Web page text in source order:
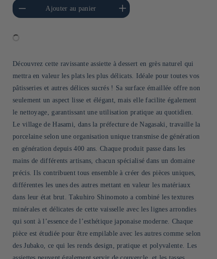
quantité de Default
Title
Ajouter au panier
Augmenter la quantité de
Default Title
Découvrez cette ravissante assiette à dessert en grès naturel qui
mettra en valeur les plats les plus délicats. Idéale pour toutes vos
pâtisseries et autres délices sucrés ! Sa surface émaillée offre non
seulement un aspect lisse et élégant, mais elle facilite également
le nettoyage, garantissant une utilisation pratique au quotidien.
Le village de Hasami, dans la préfecture de Nagasaki, travaille la
porcelaine selon une organisation unique transmise de génération
en génération depuis 400 ans. Chaque produit passe dans les
mains de différents artisans, chacun spécialisé dans un domaine
précis. Ils contribuent tous ensemble à créer des pièces uniques,
différentes les unes des autres mettant en valeur les matériaux
dans leur état brut. Takuhiro Shinomoto a combiné les textures
minérales et délicates de cette vaisselle avec les lignes arrondies
qui sont à l’essence de l’esthétique japonaise moderne. Chaque
pièce est étudiée pour être empilable avec les autres comme selon
des Jubako, ce qui les rends design, pratique et polyvalente. Les